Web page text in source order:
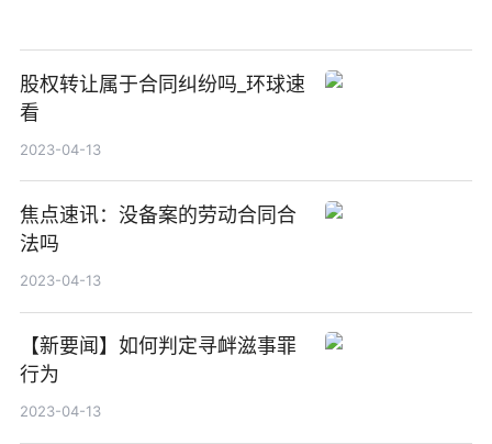
股权转让属于合同纠纷吗_环球速
看
2023-04-13
焦点速讯：没备案的劳动合同合
法吗
2023-04-13
【新要闻】如何判定寻衅滋事罪
行为
2023-04-13